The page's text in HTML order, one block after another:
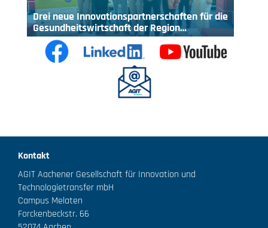
Drei neue Innovationspartnerschaften für die
Gesundheitswirtschaft der Region…
Kontakt
AGIT Aachener Gesellschaft für Innovation und
Technologietransfer mbH
Campus Melaten
Forckenbeckstr. 66